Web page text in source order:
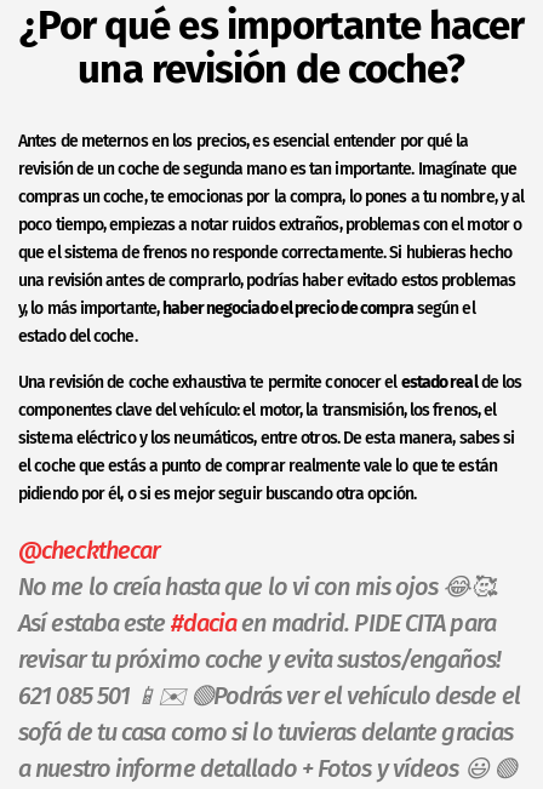
¿Por qué es importante hacer
una revisión de coche?
Antes de meternos en los precios, es esencial entender por qué la
revisión de un coche de segunda mano es tan importante. Imagínate que
compras un coche, te emocionas por la compra, lo pones a tu nombre, y al
poco tiempo, empiezas a notar ruidos extraños, problemas con el motor o
que el sistema de frenos no responde correctamente. Si hubieras hecho
una revisión antes de comprarlo, podrías haber evitado estos problemas
y, lo más importante,haber negociado el precio de comprasegún el
estado del coche.
Una revisión de coche exhaustiva te permite conocer elestado realde los
componentes clave del vehículo: el motor, la transmisión, los frenos, el
sistema eléctrico y los neumáticos, entre otros. De esta manera, sabes si
el coche que estás a punto de comprar realmente vale lo que te están
pidiendo por él, o si es mejor seguir buscando otra opción.
@checkthecar
No me lo creía hasta que lo vi con mis ojos 😂🥰.
Así estaba este #daciaen madrid. PIDE CITA para
revisar tu próximo coche y evita sustos/engaños!
621 085 501 📱✉️ 🟢Podrás ver el vehículo desde el
sofá de tu casa como si lo tuvieras delante gracias
a nuestro informe detallado + Fotos y vídeos 😃 🟢